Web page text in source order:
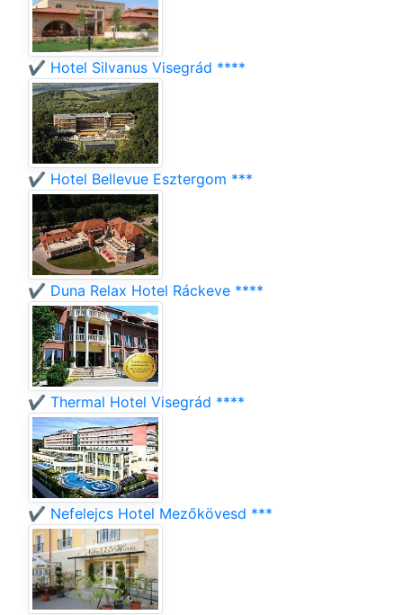
✔️ Hotel Silvanus Visegrád ****
✔️ Hotel Bellevue Esztergom ***
✔️ Duna Relax Hotel Ráckeve ****
✔️ Thermal Hotel Visegrád ****
✔️ Nefelejcs Hotel Mezőkövesd ***